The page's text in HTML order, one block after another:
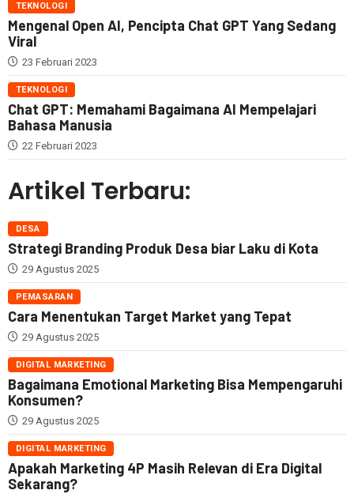
TEKNOLOGI
Mengenal Open AI, Pencipta Chat GPT Yang Sedang
Viral
23 Februari 2023
TEKNOLOGI
Chat GPT: Memahami Bagaimana AI Mempelajari
Bahasa Manusia
22 Februari 2023
Artikel Terbaru:
DESA
Strategi Branding Produk Desa biar Laku di Kota
29 Agustus 2025
PEMASARAN
Cara Menentukan Target Market yang Tepat
29 Agustus 2025
DIGITAL MARKETING
Bagaimana Emotional Marketing Bisa Mempengaruhi
Konsumen?
29 Agustus 2025
DIGITAL MARKETING
Apakah Marketing 4P Masih Relevan di Era Digital
Sekarang?